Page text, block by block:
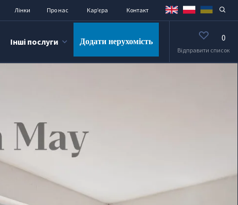
Лінки Про нас Кар’єра Контакт
Інші послуги Додати нерухомість 0
Відправити список